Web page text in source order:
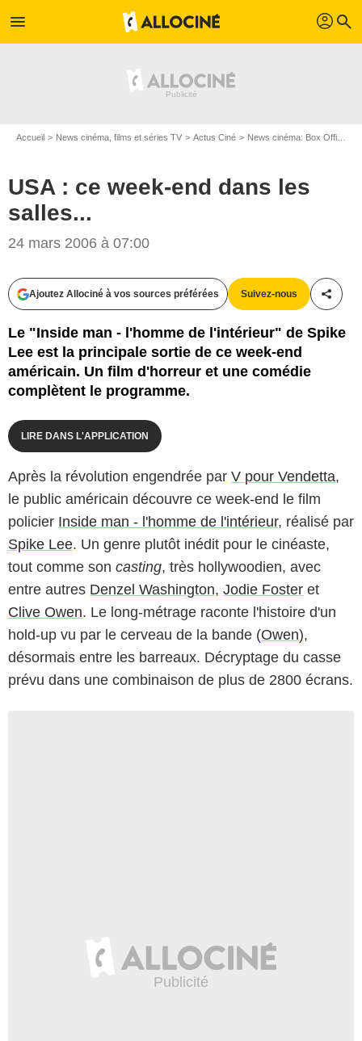
menu profil search
Accueil News cinéma, films et séries TV Actus Ciné News cinéma: Box Office
USA : ce week-end dans les
salles...
24 mars 2006 à 07:00
Ajoutez Allociné à vos sources préférées Suivez-nous
Le "Inside man - l'homme de l'intérieur" de Spike
Lee est la principale sortie de ce week-end
américain. Un film d'horreur et une comédie
complètent le programme.
LIRE DANS L'APPLICATION
Après la révolution engendrée par V pour Vendetta,
le public américain découvre ce week-end le film
policier Inside man - l'homme de l'intérieur, réalisé par
Spike Lee. Un genre plutôt inédit pour le cinéaste,
tout comme son casting, très hollywoodien, avec
entre autres Denzel Washington, Jodie Foster et
Clive Owen. Le long-métrage raconte l'histoire d'un
hold-up vu par le cerveau de la bande (Owen),
désormais entre les barreaux. Décryptage du casse
prévu dans une combinaison de plus de 2800 écrans.